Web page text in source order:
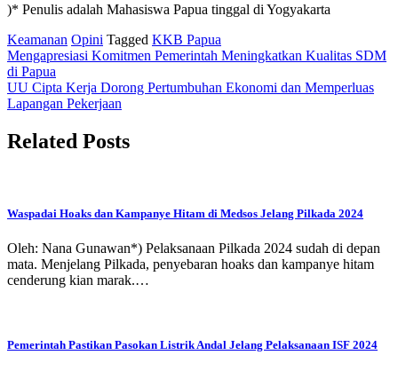
)* Penulis adalah Mahasiswa Papua tinggal di Yogyakarta
Keamanan Opini Tagged KKB Papua
Post
navigation
Mengapresiasi Komitmen Pemerintah Meningkatkan Kualitas SDM
di Papua
UU Cipta Kerja Dorong Pertumbuhan Ekonomi dan Memperluas
Lapangan Pekerjaan
Related Posts
Waspadai Hoaks dan Kampanye Hitam di Medsos Jelang Pilkada 2024
Oleh: Nana Gunawan*) Pelaksanaan Pilkada 2024 sudah di depan
mata. Menjelang Pilkada, penyebaran hoaks dan kampanye hitam
cenderung kian marak.…
Pemerintah Pastikan Pasokan Listrik Andal Jelang Pelaksanaan ISF 2024